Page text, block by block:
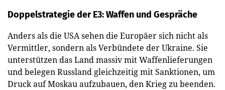
Doppelstrategie der E3: Waffen und Gespräche
Anders als die USA sehen die Europäer sich nicht als
Vermittler, sondern als Verbündete der Ukraine. Sie
unterstützen das Land massiv mit Waffenlieferungen
und belegen Russland gleichzeitig mit Sanktionen, um
Druck auf Moskau aufzubauen, den Krieg zu beenden.